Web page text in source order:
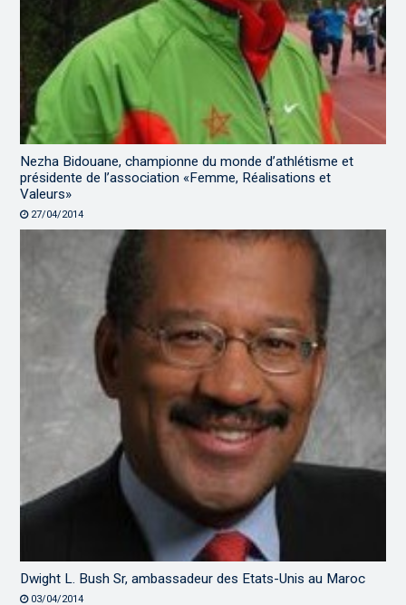
Nezha Bidouane, championne du monde d’athlétisme et
présidente de l’association «Femme, Réalisations et
Valeurs»
27/04/2014
Dwight L. Bush Sr, ambassadeur des Etats-Unis au Maroc
03/04/2014